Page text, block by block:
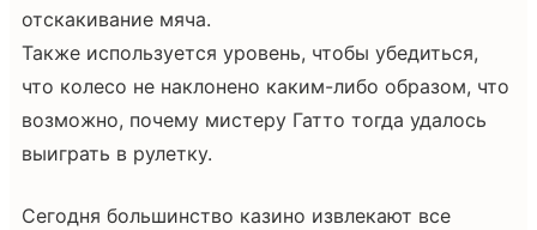
отскакивание мяча.
Также используется уровень, чтобы убедиться,
что колесо не наклонено каким-либо образом, что
возможно, почему мистеру Гатто тогда удалось
выиграть в рулетку.
Сегодня большинство казино извлекают все